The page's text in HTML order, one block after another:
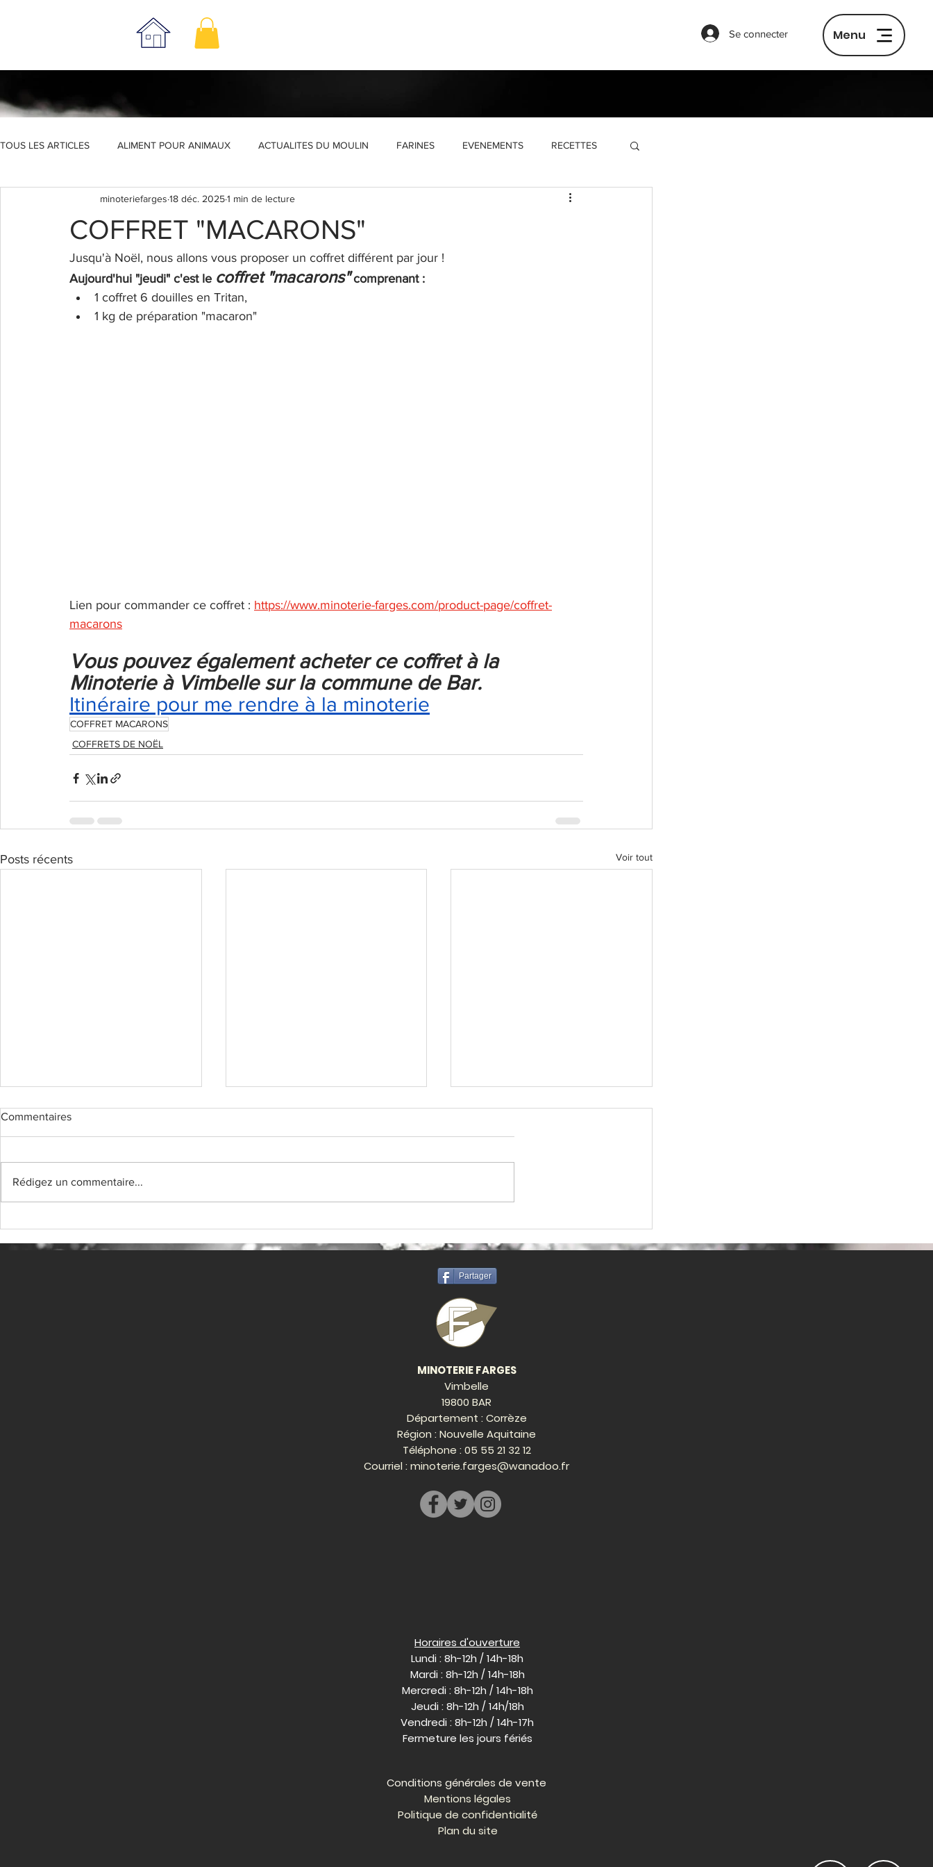
Menu
Se connecter
TOUS LES ARTICLES ALIMENT POUR ANIMAUX ACTUALITES DU MOULIN FARINES EVENEMENTS RECETTES
VIDÉO PROMO COFFRETS CADEAUX SALON LOCAL
COFFRET "MACARONS"
minoteriefarges 18 déc. 20251 min de lecture
Jusqu'à Noël, nous allons vous proposer un coffret différent par jour !
Aujourd'hui "jeudi" c'est le coffret "macarons" comprenant :
1 coffret 6 douilles en Tritan,
1 kg de préparation "macaron"
Lien pour commander ce coffret : https://www.minoterie-farges.com/product-page/coffret-
macarons
Vous pouvez également acheter ce coffret à la
Minoterie à Vimbelle sur la commune de Bar.
Itinéraire pour me rendre à la minoterie
COFFRET MACARONS
COFFRETS DE NOËL
Posts récents Voir tout
COFFRET "SPÉCULOOS" COFFRET "BAGUETTES" COFFRET "PAIN DE MIE"
Commentaires
Rédigez un commentaire...
Partager
MINOTERIE FARGES
Vimbelle
19800 BAR
Département : Corrèze
Région : Nouvelle Aquitaine
Téléphone : 05 55 21 32 12
Courriel : minoterie.farges@wanadoo.fr
Horaires d'ouverture
Lundi : 8h-12h / 14h-18h
Mardi : 8h-12h / 14h-18h
Mercredi : 8h-12h / 14h-18h
Jeudi : 8h-12h / 14h/18h
Vendredi : 8h-12h / 14h-17h
Fermeture les jours fériés
Conditions générales de vente
Mentions légales
Politique de confidentialité
Plan du site